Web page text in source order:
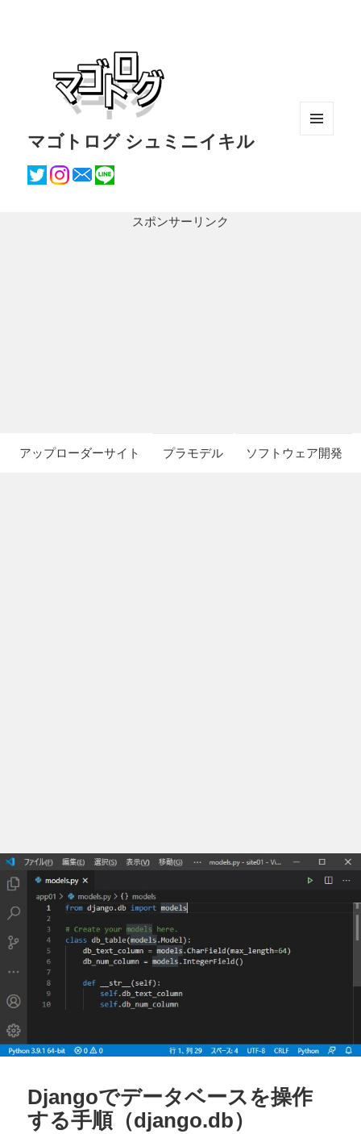
マゴトログ シュミニイキル
スポンサーリンク
アップローダーサイト プラモデル ソフトウェア開発
Djangoでデータベースを操作
する手順（django.db）